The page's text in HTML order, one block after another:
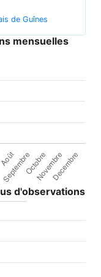
de Guînes
mensuelles
d'observations